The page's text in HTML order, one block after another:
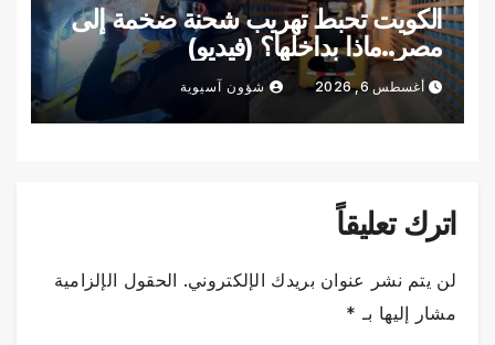
الكويت تحبط تهريب شحنة ضخمة إلى
مصر..ماذا بداخلها؟ (فيديو)
أغسطس 6, 2026 شؤون آسيوية
اترك تعليقاً
لن يتم نشر عنوان بريدك الإلكتروني. الحقول الإلزامية
مشار إليها بـ *